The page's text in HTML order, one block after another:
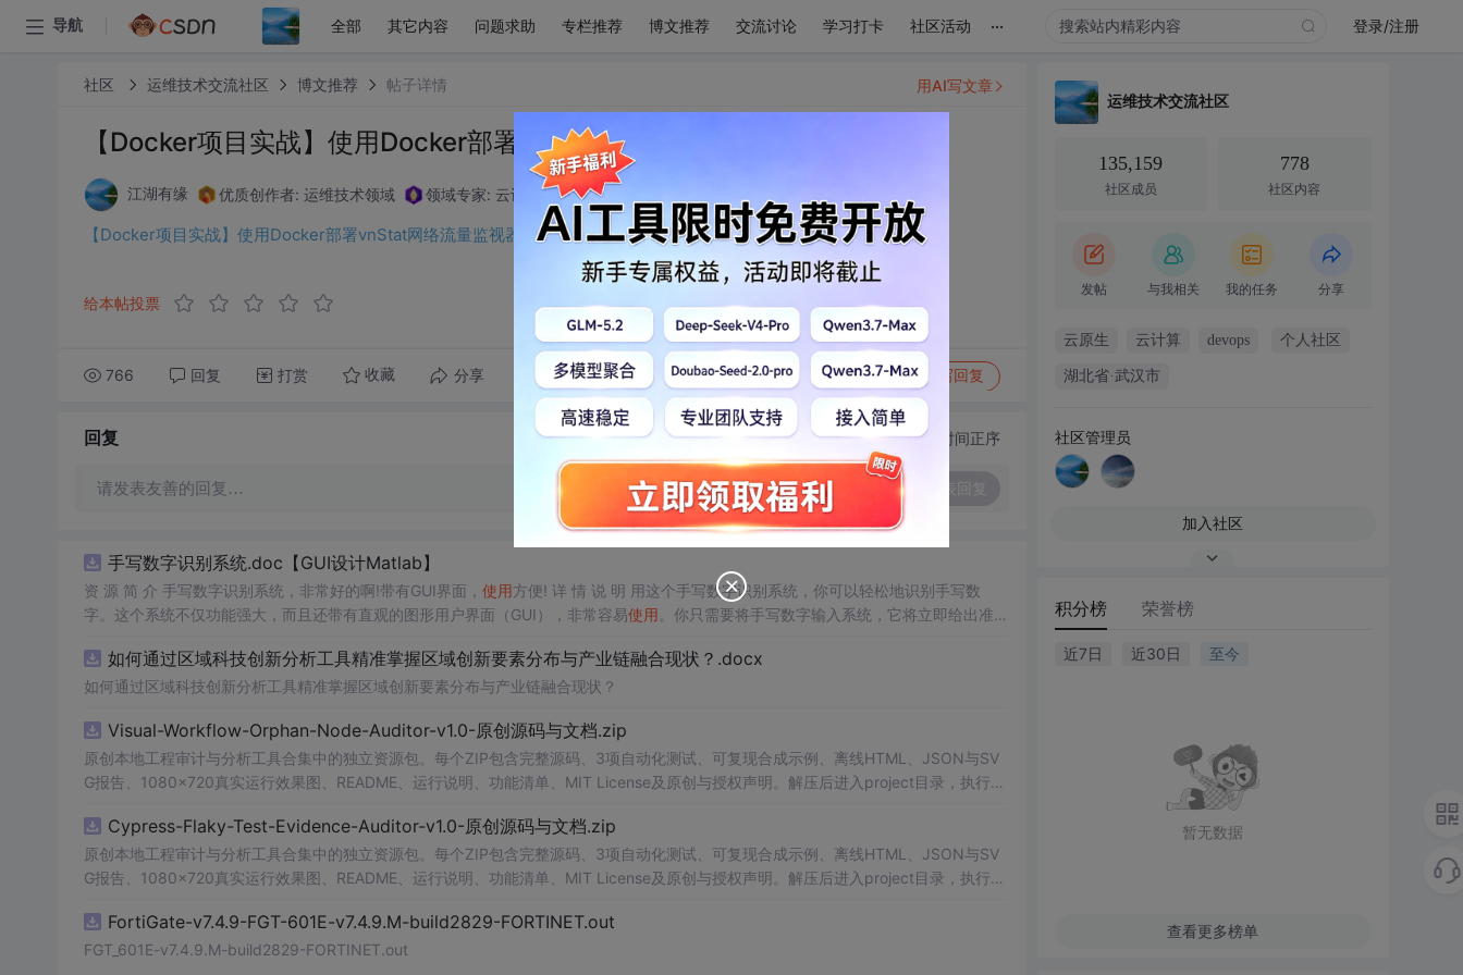
导航 全部 其它内容 问题求助 专栏推荐 博文推荐 交流讨论 学习打卡 社区活动 ... 登录/注册
社区 运维技术交流社区 博文推荐 帖子详情
【Docker项目实战】使用Docker部署vnStat网络流量监视器
江湖有缘 优质创作者: 运维技术领域 领域专家: 云计算技术领域
【Docker项目实战】使用Docker部署vnStat网络流量监视器
给本帖投票
766 回复 打赏 收藏 分享 转发到动态 举报 写回复
用AI写文章
回复 切换为时间正序
请发表友善的回复…
手写数字识别系统.doc【GUI设计Matlab】
资 源 简 介 手写数字识别系统，非常好的啊!带有GUI界面， 使用方便! 详 情 说 明 用这个手写数字识别系统，你可以轻松地识别手写数
字。这个系统不仅功能强大，而且还带有直观的图形用户界面（GUI），非常容易使用 。你只需要将手写数字输入系统，它将立即给出准确
便和实用的工具，你一定会喜欢它的！
如何通过区域科技创新分析工具精准掌握区域创新要素分布与产业链融合现状？.docx
如何通过区域科技创新分析工具精准掌握区域创新要素分布与产业链融合现状？
Visual-Workflow-Orphan-Node-Auditor-v1.0-原创源码与文档.zip
原创本地工程审计与分析工具合集中的独立资源包。每个ZIP包含完整源码、3项自动化测试、可复现合成示例、离线HTML、JSON与SV
G报告、1080×720真实运行效果图、README、运行说明、功能清单、MIT License及原创与授权声明。解压后进入project目录，执行np
源码、Logo、官方截图、论文、生产日志或其他受限素材。适合前端开发、AI应用工程、测试审计和课程实践。
Cypress-Flaky-Test-Evidence-Auditor-v1.0-原创源码与文档.zip
原创本地工程审计与分析工具合集中的独立资源包。每个ZIP包含完整源码、3项自动化测试、可复现合成示例、离线HTML、JSON与SV
G报告、1080×720真实运行效果图、README、运行说明、功能清单、MIT License及原创与授权声明。解压后进入project目录，执行np
源码、Logo、官方截图、论文、生产日志或其他受限素材。适合前端开发、AI应用工程、测试审计和课程实践。
FortiGate-v7.4.9-FGT-601E-v7.4.9.M-build2829-FORTINET.out
FGT_601E-v7.4.9.M-build2829-FORTINET.out
运维技术交流社区
135,159
社区成员
778
社区内容
发帖 与我相关 我的任务 分享
云原生 云计算 devops 个人社区
湖北省·武汉市
社区管理员
加入社区
积分榜 荣誉榜
近7日 近30日 至今
暂无数据
查看更多榜单